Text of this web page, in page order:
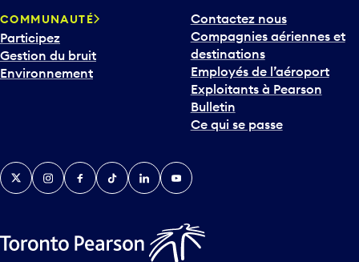
COMMUNAUTÉ
Participez
Gestion du bruit
Environnement
Contactez nous
Compagnies aériennes et
destinations
Employés de l’aéroport
Exploitants à Pearson
Bulletin
Ce qui se passe
TwitterInstagramFacebook
TikTokLinkedInYouTube